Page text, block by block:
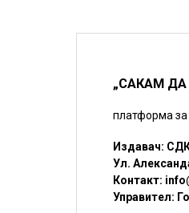
„САКАМ
платформа
Издавач:
Ул.
Контакт:
Управител: